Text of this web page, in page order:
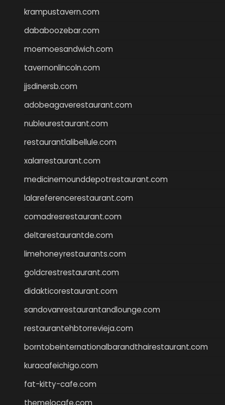
krampustavern.com
dababoozebar.com
moemoesandwich.com
tavernonlincoln.com
jjsdinersb.com
adobeagaverestaurant.com
nubleurestaurant.com
restaurantlalibellule.com
xalarrestaurant.com
medicinemounddepotrestaurant.com
lalareferencerestaurant.com
comadresrestaurant.com
deltarestaurantde.com
limehoneyrestaurants.com
goldcrestrestaurant.com
didakticorestaurant.com
sandovanrestaurantandlounge.com
restaurantehbtorrevieja.com
borntobeinternationalbarandthairestaurant.com
kuracafeichigo.com
fat-kitty-cafe.com
themelocafe.com